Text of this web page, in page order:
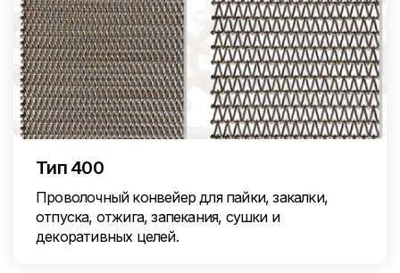
Тип 400
Проволочный конвейер для пайки, закалки,
отпуска, отжига, запекания, сушки и
декоративных целей.